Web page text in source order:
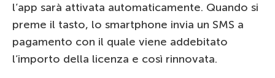
l’app sarà attivata automaticamente. Quando si
preme il tasto, lo smartphone invia un SMS a
pagamento con il quale viene addebitato
l’importo della licenza e così rinnovata.